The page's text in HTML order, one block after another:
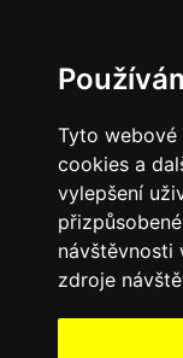
Tyto
cookies a
vylepšení
návštěvnosti
zdroje